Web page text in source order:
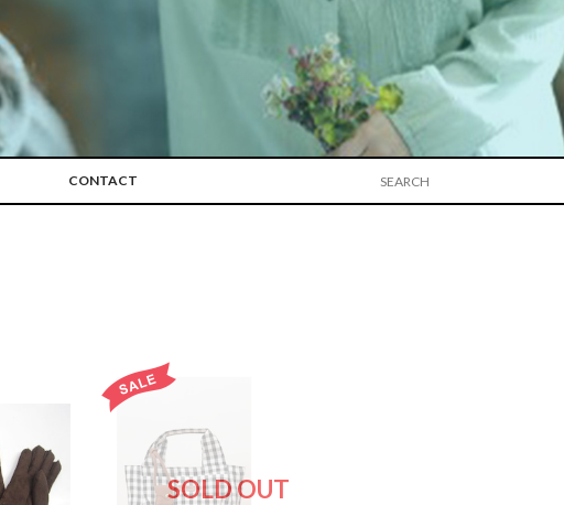
CONTACT
SOLD OUT